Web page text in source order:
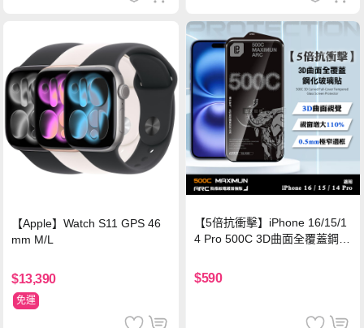
【Apple】Watch S11 GPS 46
mm M/L
$13,390
免運
【5倍抗衝擊】iPhone 16/15/1
4 Pro 500C 3D曲面全覆蓋鋼化
保護貼
$590